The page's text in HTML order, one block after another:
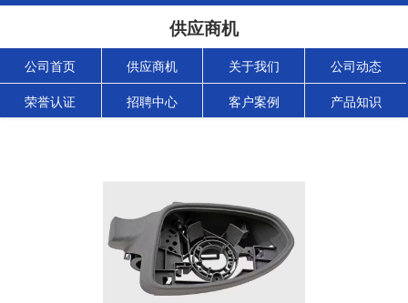
供应商机
公司首页 供应商机 关于我们 公司动态
荣誉认证 招聘中心 客户案例 产品知识